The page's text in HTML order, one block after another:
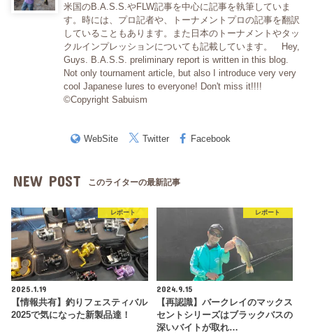
米国のB.A.S.S.やFLW記事を中心に記事を執筆していま
す。時には、プロ記者や、トーナメントプロの記事を翻訳
していることもあります。また日本のトーナメントやタッ
クルインプレッションについても記載しています。 Hey,
Guys. B.A.S.S. preliminary report is written in this blog.
Not only tournament article, but also I introduce very very
cool Japanese lures to everyone! Don't miss it!!!!
©Copyright Sabuism
WebSite Twitter Facebook
NEW POST このライターの最新記事
レポート
2025.1.19
【情報共有】釣りフェスティバル
2025で気になった新製品達！
レポート
2024.9.15
【再認識】バークレイのマックス
セントシリーズはブラックバスの
深いバイトが取れ…